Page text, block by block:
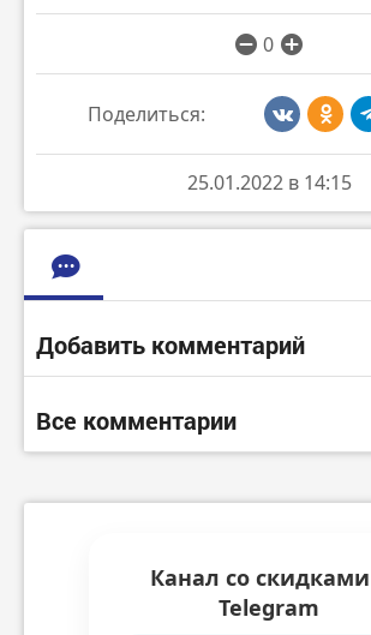
0
Поделиться:
25.01.2022 в 14:15
Добавить комментарий
Все комментарии
Канал со
Telegram